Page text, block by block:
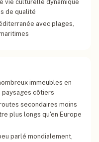
vie culturelle dynamique
de qualité
avec plages,
immeubles en
côtiers
secondaires moins
plus longs qu'en Europe
parlé mondialement,